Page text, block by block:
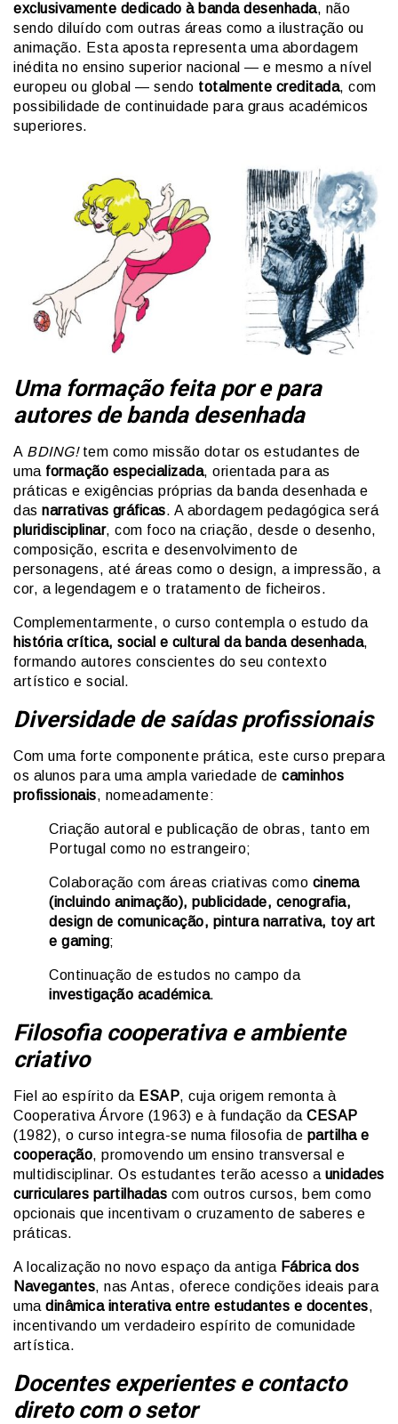
exclusivamente dedicado à banda desenhada, não
sendo diluído com outras áreas como a ilustração ou
animação. Esta aposta representa uma abordagem
inédita no ensino superior nacional — e mesmo a nível
europeu ou global — sendo totalmente creditada, com
possibilidade de continuidade para graus académicos
superiores.
Uma formação feita por e para
autores de banda desenhada
A BDING!tem como missão dotar os estudantes de
uma formação especializada, orientada para as
práticas e exigências próprias da banda desenhada e
das narrativas gráficas. A abordagem pedagógica será
pluridisciplinar, com foco na criação, desde o desenho,
composição, escrita e desenvolvimento de
personagens, até áreas como o design, a impressão, a
cor, a legendagem e o tratamento de ficheiros.
Complementarmente, o curso contempla o estudo da
história crítica, social e cultural da banda desenhada,
formando autores conscientes do seu contexto
artístico e social.
Diversidade de saídas profissionais
Com uma forte componente prática, este curso prepara
os alunos para uma ampla variedade de caminhos
profissionais, nomeadamente:
Criação autoral e publicação de obras, tanto em
Portugal como no estrangeiro;
Colaboração com áreas criativas como cinema
(incluindo animação), publicidade, cenografia,
design de comunicação, pintura narrativa, toy art
e gaming;
Continuação de estudos no campo da
investigação académica.
Filosofia cooperativa e ambiente
criativo
Fiel ao espírito da ESAP, cuja origem remonta à
Cooperativa Árvore (1963) e à fundação da CESAP
(1982), o curso integra-se numa filosofia de partilha e
cooperação, promovendo um ensino transversal e
multidisciplinar. Os estudantes terão acesso a unidades
curriculares partilhadas com outros cursos, bem como
opcionais que incentivam o cruzamento de saberes e
práticas.
A localização no novo espaço da antiga Fábrica dos
Navegantes, nas Antas, oferece condições ideais para
uma dinâmica interativa entre estudantes e docentes,
incentivando um verdadeiro espírito de comunidade
artística.
Docentes experientes e contacto
direto com o setor